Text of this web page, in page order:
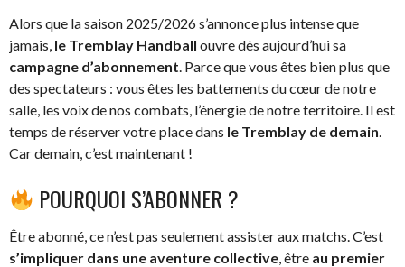
Alors que la saison 2025/2026 s’annonce plus intense que
jamais, le Tremblay Handball ouvre dès aujourd’hui sa
campagne d’abonnement . Parce que vous êtes bien plus que
des spectateurs : vous êtes les battements du cœur de notre
salle, les voix de nos combats, l’énergie de notre territoire. Il est
temps de réserver votre place dans le Tremblay de demain
Car demain, c’est maintenant !
POURQUOI S’ABONNER ?
Être abonné, ce n’est pas seulement assister aux matchs. C’est
s’impliquer dans une aventure collective , être au premier